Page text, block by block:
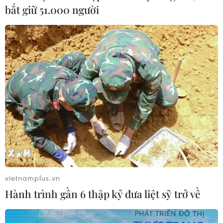
phán xét xử các vụ kiện về thuế quan
Mục 301
06/08/2026 02:23
Cuba nỗ lực khôi phục hệ thống điện
sau các sự cố toàn quốc
05/08/2026 23:16
Hội đồng Bảo an đánh giá về mối đe
dọa của IS đối với hòa bình, an ninh
Mỹ hoàn trả khoảng 100 tỷ USD thuế
bắt giữ 51.000 người
vietnamplus.vn
Hành trình gần 6 thập kỷ đưa liệt sỹ trở về